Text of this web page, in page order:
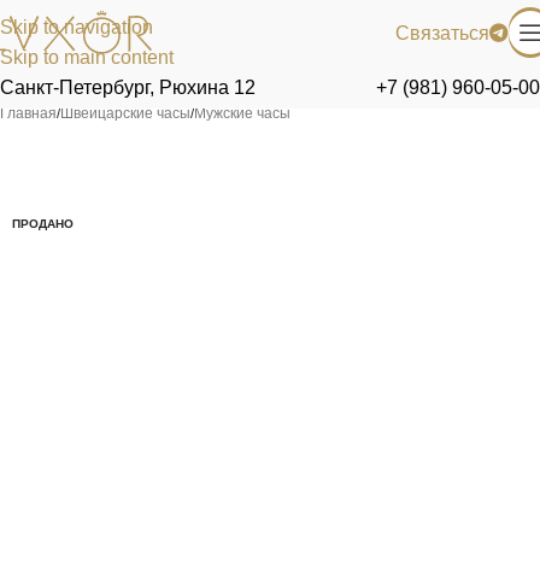
Skip to navigation
Skip to main content
Связаться
Санкт-Петербург, Рюхина 12 +7 (981) 960-05-00
Главная/Швейцарские часы/Мужские часы
ПРОДАНО